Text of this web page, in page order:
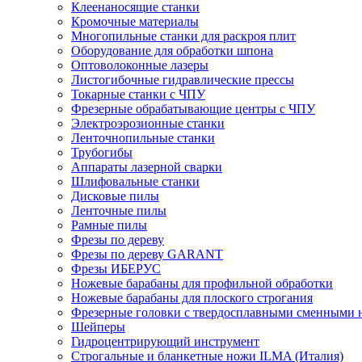
Клеенаносящие станки
Кромочные материалы
Многопильные станки для раскроя плит
Оборудование для обработки шпона
Оптоволоконные лазеры
Листогибочные гидравлические прессы
Токарные станки с ЧПУ
Фрезерные обрабатывающие центры с ЧПУ
Электроэрозионные станки
Ленточнопильные станки
Трубогибы
Аппараты лазерной сварки
Шлифовальные станки
Дисковые пилы
Ленточные пилы
Рамные пилы
Фрезы по дереву
Фрезы по дереву GARANT
Фрезы ИБЕРУС
Ножевые барабаны для профильной обработки
Ножевые барабаны для плоского строгания
Фрезерные головки с твердосплавными сменными
Шейперы
Гидроцентрирующий инструмент
Строгальные и бланкетные ножи ILMA (Италия)